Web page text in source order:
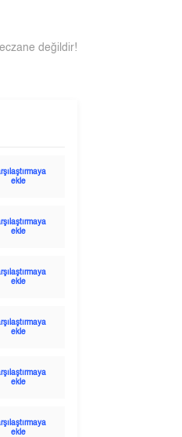
değildir!
ekle
ekle
ekle
ekle
ekle
ekle